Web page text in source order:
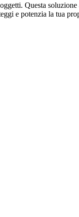
Questa
e potenzia la tua